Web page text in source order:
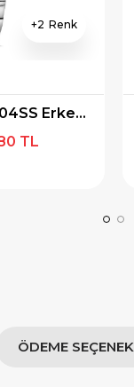
2
Momentus TM348S-04SS Erkek Kol Saati
TL
ÖDEME